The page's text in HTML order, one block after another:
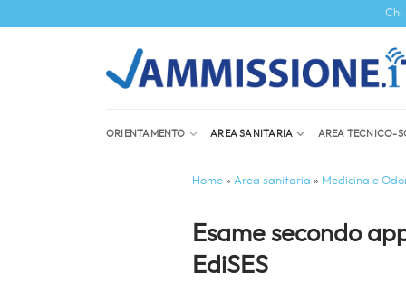
Chi
ORIENTAMENTO AREA SANITARIA AREA TECNICO-
Home » Area sanitaria » Medicina e
Esame secondo
EdiSES